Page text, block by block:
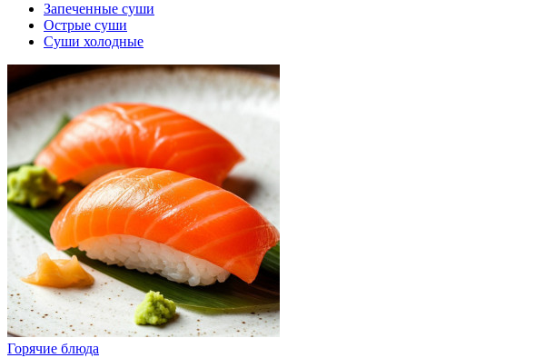
Запеченные суши
Острые суши
Суши холодные
Горячие блюда